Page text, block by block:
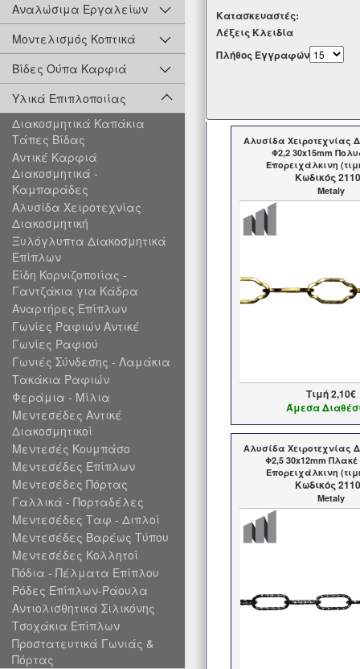
Αναλώσιμα Εργαλείων
Μοντελισμός Κοπτικά
Βίδες Ούπα Καρφιά
Υλικά Επιπλοποιίας
Διακοσμητικά Καπάκια
Τάπες Βίδας
Αντικέ Καρφιά
Διακοσμητικά -
Καμπαράδες
Αλυσίδα Χειροτεχνίας
Διακοσμητική
Ξυλόγλυπτα Διακοσμητικά
Επίπλων
Είδη Κορνιζοποιίας -
Γαντζάκια για Κάδρα
Αναρτήρες Επίπλων
Γωνίες Ραφιών Αντικέ
Γωνίες Ραφιού
Γωνιές Σύνδεσης - Λαμάκια
Τακάκια Ραφιών
Φεράμια - Μίλια
Μεντεσέδες Αντικέ
Διακοσμητικοί
Μεντεσές Κουμπάσο
Μεντεσέδες Επίπλων
Μεντεσέδες Πόρτας
Γαλλικά - Πορταδέλες
Μεντεσέδες Ταφ - Διπλοί
Μεντεσέδες Βαρέως Τύπου
Μεντεσέδες Κολλητοί
Πόδια - Πέλματα Επίπλου
Ρόδες Επίπλων-Ράουλα
Αντιολισθητικά Σιλικόνης
Τσοχάκια Επίπλων
Προστατευτικά Γωνιάς &
Πόρτας
Kατασκευαστές:
Λέξεις Κλειδία
Πλήθος Εγγραφών
Αλυσίδα Χειροτεχνίας
Φ2,2 30x15mm
Επορειχάλκινη
Kωδικός
Metaly
Τιμή2,10€
Άμεσα
Αλυσίδα Χειροτεχνίας
Φ2,5 30x12mm Πλακέ
Επορειχάλκινη
Kωδικός
Metaly